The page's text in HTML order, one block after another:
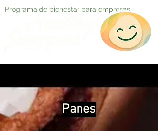
Programa de bienestar para empresas
Panes